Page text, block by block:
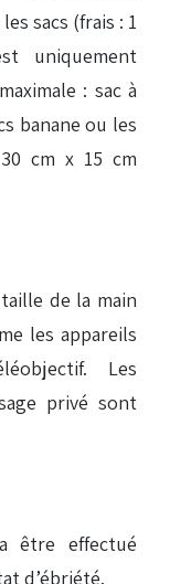
sacs (frais : 1
uniquement
: sac à
banane ou les
cm x 15 cm
de la main
les appareils
Les
privé sont
être effectué
d’ébriété.